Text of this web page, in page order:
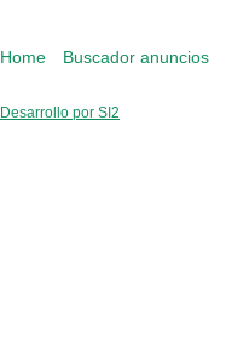
Home Buscador anuncios
Desarrollo por SI2